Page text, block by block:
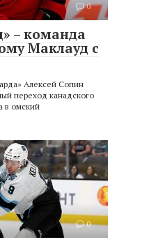
0
– команда
Маклауд с
Алексей Сопин
переход канадского
в омский
0